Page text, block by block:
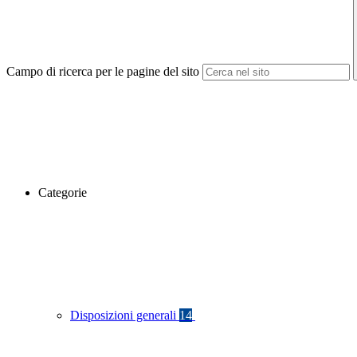
Campo di ricerca per le pagine del sito
Categorie
Disposizioni generali 14